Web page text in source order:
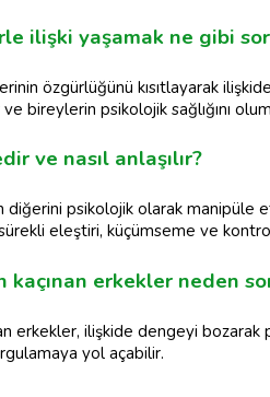
ilişki yaşamak ne gibi
özgürlüğünü kısıtlayarak
bireylerin psikolojik sağlığını
ve nasıl anlaşılır?
diğerini psikolojik olarak manipüle
eleştiri, küçümseme ve
erkekler neden
erkekler, ilişkide dengeyi bozarak
yol açabilir.